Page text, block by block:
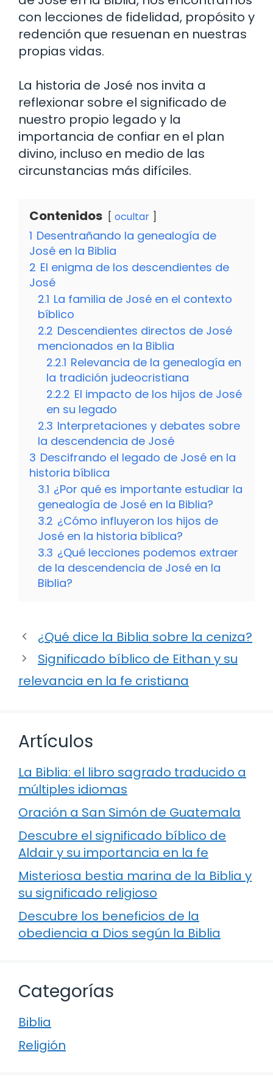
con lecciones de fidelidad, propósito y
redención que resuenan en nuestras
propias vidas.
La historia de José nos invita a
reflexionar sobre el significado de
nuestro propio legado y la
importancia de confiar en el plan
divino, incluso en medio de las
circunstancias más difíciles.
Contenidos ocultar
1 Desentrañando la genealogía de
José en la Biblia
2 El enigma de los descendientes de
José
2.1 La familia de José en el contexto
bíblico
2.2 Descendientes directos de José
mencionados en la Biblia
2.2.1 Relevancia de la genealogía en
la tradición judeocristiana
2.2.2 El impacto de los hijos de José
en su legado
2.3 Interpretaciones y debates sobre
la descendencia de José
3 Descifrando el legado de José en la
historia bíblica
3.1 ¿Por qué es importante estudiar la
genealogía de José en la Biblia?
3.2 ¿Cómo influyeron los hijos de
José en la historia bíblica?
3.3 ¿Qué lecciones podemos extraer
de la descendencia de José en la
Biblia?
¿Qué dice la Biblia sobre la ceniza?
Significado bíblico de Eithan y su
relevancia en la fe cristiana
Artículos
La Biblia: el libro sagrado traducido a
múltiples idiomas
Oración a San Simón de Guatemala
Descubre el significado bíblico de
Aldair y su importancia en la fe
Misteriosa bestia marina de la Biblia y
su significado religioso
Descubre los beneficios de la
obediencia a Dios según la Biblia
Categorías
Biblia
Religión